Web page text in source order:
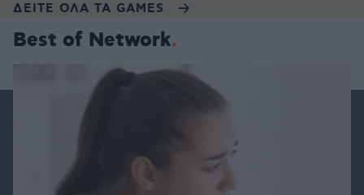
ΔΕΙΤΕ ΟΛΑ ΤΑ GAMES
Best of Network